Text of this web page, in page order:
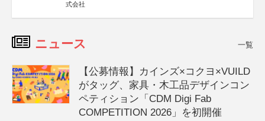
式会社
ニュース 一覧
【公募情報】カインズ×コクヨ×VUILD
がタッグ、家具・木工品デザインコン
ペティション「CDM Digi Fab
COMPETITION 2026」を初開催